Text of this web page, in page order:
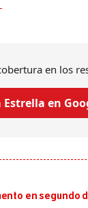
en los
Estrella en
en segundo